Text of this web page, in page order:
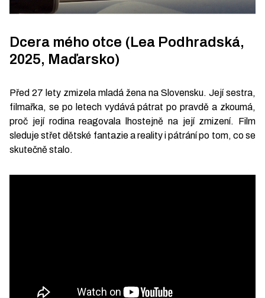
Dcera mého otce (Lea Podhradská,
2025, Maďarsko)
Před 27 lety zmizela mladá žena na Slovensku. Její sestra,
filmařka, se po letech vydává pátrat po pravdě a zkoumá,
proč její rodina reagovala lhostejně na její zmizení. Film
sleduje střet dětské fantazie a reality i pátrání po tom, co se
skutečně stalo.